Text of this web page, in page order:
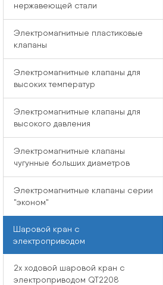
нержавеющей стали
Электромагнитные пластиковые
клапаны
Электромагнитные клапаны для
высоких температур
Электромагнитные клапаны для
высокого давления
Электромагнитные клапаны
чугунные больших диаметров
Электромагнитные клапаны серии
"эконом"
Шаровой кран с
электроприводом
2x ходовой шаровой кран с
электроприводом QT2208